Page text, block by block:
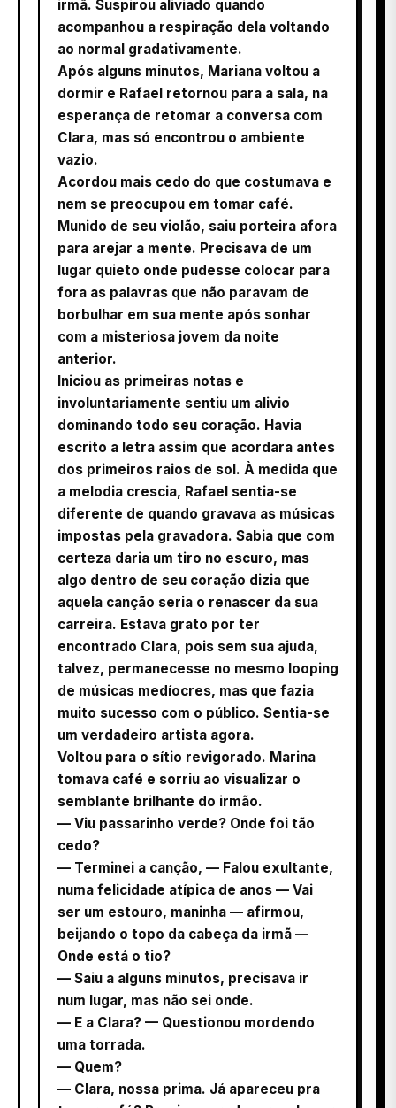
irmã. Suspirou aliviado quando
acompanhou a respiração dela voltando
ao normal gradativamente.
Após alguns minutos, Mariana voltou a
dormir e Rafael retornou para a sala, na
esperança de retomar a conversa com
Clara, mas só encontrou o ambiente
vazio.
Acordou mais cedo do que costumava e
nem se preocupou em tomar café.
Munido de seu violão, saiu porteira afora
para arejar a mente. Precisava de um
lugar quieto onde pudesse colocar para
fora as palavras que não paravam de
borbulhar em sua mente após sonhar
com a misteriosa jovem da noite
anterior.
Iniciou as primeiras notas e
involuntariamente sentiu um alivio
dominando todo seu coração. Havia
escrito a letra assim que acordara antes
dos primeiros raios de sol. À medida que
a melodia crescia, Rafael sentia-se
diferente de quando gravava as músicas
impostas pela gravadora. Sabia que com
certeza daria um tiro no escuro, mas
algo dentro de seu coração dizia que
aquela canção seria o renascer da sua
carreira. Estava grato por ter
encontrado Clara, pois sem sua ajuda,
talvez, permanecesse no mesmo looping
de músicas medíocres, mas que fazia
muito sucesso com o público. Sentia-se
um verdadeiro artista agora.
Voltou para o sítio revigorado. Marina
tomava café e sorriu ao visualizar o
semblante brilhante do irmão.
— Viu passarinho verde? Onde foi tão
cedo?
— Terminei a canção, — Falou exultante,
numa felicidade atípica de anos — Vai
ser um estouro, maninha — afirmou,
beijando o topo da cabeça da irmã —
Onde está o tio?
— Saiu a alguns minutos, precisava ir
num lugar, mas não sei onde.
— E a Clara? — Questionou mordendo
uma torrada.
— Quem?
— Clara, nossa prima. Já apareceu pra